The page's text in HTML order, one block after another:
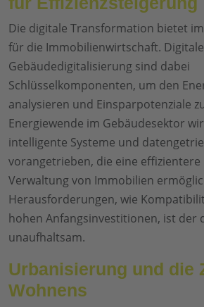
Die digitale Transformation bietet
für die Immobilienwirtschaft.
Gebäudedigitalisierung sind dabei
Schlüsselkomponenten, um den
analysieren und Einsparpotenziale
Energiewende im Gebäudesektor
intelligente Systeme und
vorangetrieben, die eine
Verwaltung von Immobilien
Herausforderungen, wie
hohen Anfangsinvestitionen, ist der
unaufhaltsam.
Urbanisierung und die
Wohnens